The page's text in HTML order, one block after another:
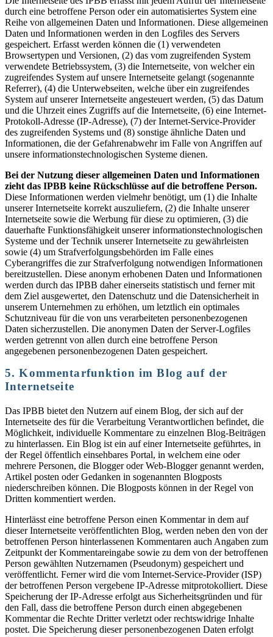
durch eine betroffene Person oder ein automatisiertes System eine
Reihe von allgemeinen Daten und Informationen. Diese allgemeinen
Daten und Informationen werden in den Logfiles des Servers
gespeichert. Erfasst werden können die (1) verwendeten
Browsertypen und Versionen, (2) das vom zugreifenden System
verwendete Betriebssystem, (3) die Internetseite, von welcher ein
zugreifendes System auf unsere Internetseite gelangt (sogenannte
Referrer), (4) die Unterwebseiten, welche über ein zugreifendes
System auf unserer Internetseite angesteuert werden, (5) das Datum
und die Uhrzeit eines Zugriffs auf die Internetseite, (6) eine Internet-
Protokoll-Adresse (IP-Adresse), (7) der Internet-Service-Provider
des zugreifenden Systems und (8) sonstige ähnliche Daten und
Informationen, die der Gefahrenabwehr im Falle von Angriffen auf
unsere informationstechnologischen Systeme dienen.
Bei der Nutzung dieser allgemeinen Daten und Informationen
zieht das IPBB keine Rückschlüsse auf die betroffene Person.
Diese Informationen werden vielmehr benötigt, um (1) die Inhalte
unserer Internetseite korrekt auszuliefern, (2) die Inhalte unserer
Internetseite sowie die Werbung für diese zu optimieren, (3) die
dauerhafte Funktionsfähigkeit unserer informationstechnologischen
Systeme und der Technik unserer Internetseite zu gewährleisten
sowie (4) um Strafverfolgungsbehörden im Falle eines
Cyberangriffes die zur Strafverfolgung notwendigen Informationen
bereitzustellen. Diese anonym erhobenen Daten und Informationen
werden durch das IPBB daher einerseits statistisch und ferner mit
dem Ziel ausgewertet, den Datenschutz und die Datensicherheit in
unserem Unternehmen zu erhöhen, um letztlich ein optimales
Schutzniveau für die von uns verarbeiteten personenbezogenen
Daten sicherzustellen. Die anonymen Daten der Server-Logfiles
werden getrennt von allen durch eine betroffene Person
angegebenen personenbezogenen Daten gespeichert.
5. Kommentarfunktion im Blog auf der
Internetseite
Das IPBB bietet den Nutzern auf einem Blog, der sich auf der
Internetseite des für die Verarbeitung Verantwortlichen befindet, die
Möglichkeit, individuelle Kommentare zu einzelnen Blog-Beiträgen
zu hinterlassen. Ein Blog ist ein auf einer Internetseite geführtes, in
der Regel öffentlich einsehbares Portal, in welchem eine oder
mehrere Personen, die Blogger oder Web-Blogger genannt werden,
Artikel posten oder Gedanken in sogenannten Blogposts
niederschreiben können. Die Blogposts können in der Regel von
Dritten kommentiert werden.
Hinterlässt eine betroffene Person einen Kommentar in dem auf
dieser Internetseite veröffentlichten Blog, werden neben den von der
betroffenen Person hinterlassenen Kommentaren auch Angaben zum
Zeitpunkt der Kommentareingabe sowie zu dem von der betroffenen
Person gewählten Nutzernamen (Pseudonym) gespeichert und
veröffentlicht. Ferner wird die vom Internet-Service-Provider (ISP)
der betroffenen Person vergebene IP-Adresse mitprotokolliert. Diese
Speicherung der IP-Adresse erfolgt aus Sicherheitsgründen und für
den Fall, dass die betroffene Person durch einen abgegebenen
Kommentar die Rechte Dritter verletzt oder rechtswidrige Inhalte
postet. Die Speicherung dieser personenbezogenen Daten erfolgt